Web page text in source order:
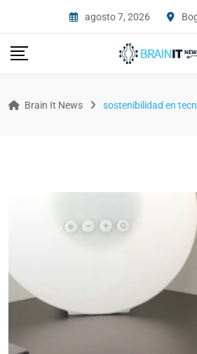
agosto 7, 2026
Brain It News sostenibilidad en